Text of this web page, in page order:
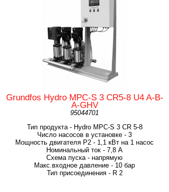
Grundfos Hydro MPC-S 3 CR5-8 U4 A-B-
A-GHV
95044701
Тип продукта - Hydro MPC-S 3 CR 5-8
Число насосов в установке - 3
Мощность двигателя P2 - 1,1 кВт на 1 насос
Номинальный ток - 7,8 А
Схема пуска - напрямую
Макс.входное давление - 10 бар
Тип присоединения - R 2